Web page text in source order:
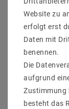
Website zu
erfolgt erst
Daten mit
benennen.
Die
aufgrund
Zustimmung
besteht das